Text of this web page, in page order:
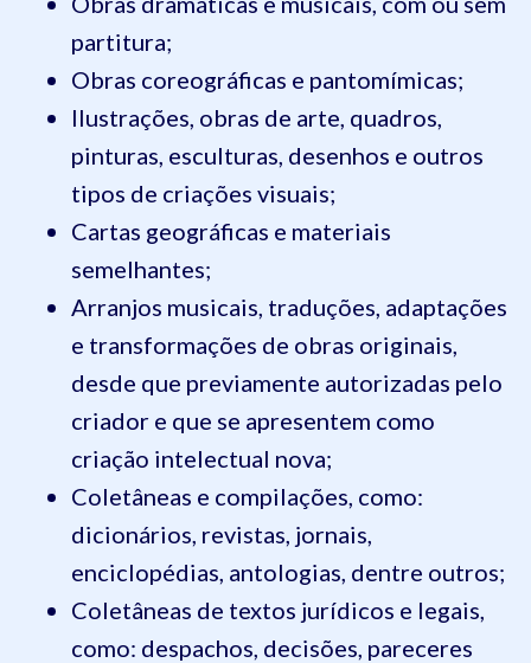
partitura;
Obras coreográficas e pantomímicas;
Ilustrações, obras de arte, quadros,
pinturas, esculturas, desenhos e outros
tipos de criações visuais;
Cartas geográficas e materiais
semelhantes;
Arranjos musicais, traduções, adaptações
e transformações de obras originais,
desde que previamente autorizadas pelo
criador e que se apresentem como
criação intelectual nova;
Coletâneas e compilações, como:
dicionários, revistas, jornais,
enciclopédias, antologias, dentre outros;
Coletâneas de textos jurídicos e legais,
como: despachos, decisões, pareceres